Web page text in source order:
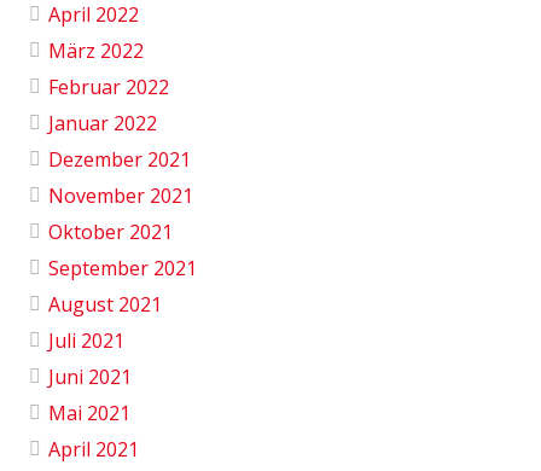
April 2022
März 2022
Februar 2022
Januar 2022
Dezember 2021
November 2021
Oktober 2021
September 2021
August 2021
Juli 2021
Juni 2021
Mai 2021
April 2021